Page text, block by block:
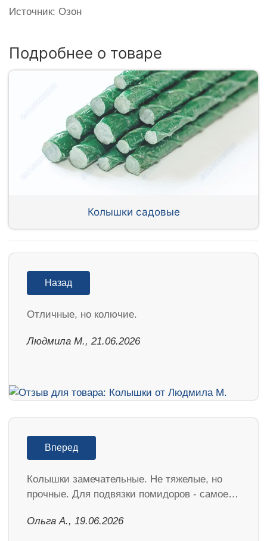
Источник: Озон
Подробнее о товаре
Колышки садовые
Назад
Отличные, но колючие.
Людмила М., 21.06.2026
Вперед
Колышки замечательные. Не тяжелые, но
прочные. Для подвязки помидоров - самое…
Ольга А., 19.06.2026